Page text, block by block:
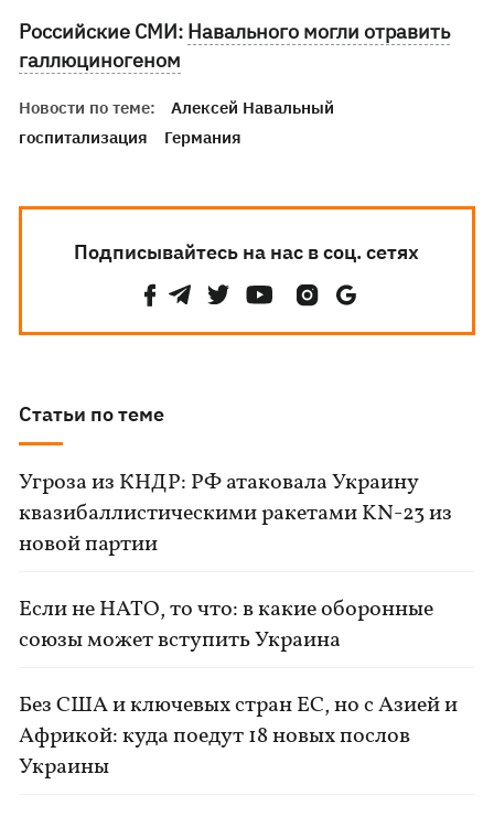
Российские СМИ: Навального могли отравить
галлюциногеном
Новости по теме:
Алексей Навальный
госпитализация
Германия
Подписывайтесь на нас в соц. сетях
Статьи по теме
Угроза из КНДР: РФ атаковала Украину
квазибаллистическими ракетами KN-23 из
новой партии
Если не НАТО, то что: в какие оборонные
союзы может вступить Украина
Без США и ключевых стран ЕС, но с Азией и
Африкой: куда поедут 18 новых послов
Украины